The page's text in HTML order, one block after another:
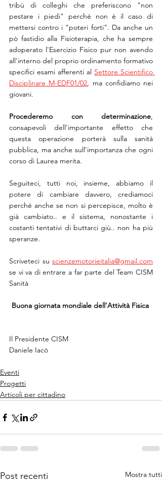
tribù di colleghi che preferiscono "non
pestare i piedi" perché non è il caso di
mettersi contro i "poteri forti". Da anche un
pò fastidio alla Fisioterapia, che ha sempre
adoperato l'Esercizio Fisico pur non avendo
all'interno del proprio ordinamento formativo
specifici esami afferenti al Settore Scientifico
Disciplinare M-EDF01/02, ma confidiamo nei
giovani.
Procederemo con determinazione,
consapevoli dell'importante effetto che
questa operazione porterà sulla sanità
pubblica, ma anche sull'importanza che ogni
corso di Laurea merita.
Seguiteci, tutti noi, insieme, abbiamo il
potere di cambiare davvero, crediamoci
perché anche se non si percepisce, molto è
già cambiato.. e il sistema, nonostante i
costanti tentativi di buttarci giù.. non ha più
speranze.
Scriveteci su scienzemotorieitalia@gmail.com
se vi va di entrare a far parte del Team CISM
Sanità
Buona giornata mondiale dell'Attività Fisica
Il Presidente CISM
Daniele Iacò
Eventi
Progetti
Articoli per cittadino
Post recenti Mostra tutti